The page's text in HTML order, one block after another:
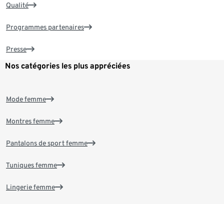
Qualité
Programmes partenaires
Presse
Nos catégories les plus appréciées
Mode femme
Montres femme
Pantalons de sport femme
Tuniques femme
Lingerie femme